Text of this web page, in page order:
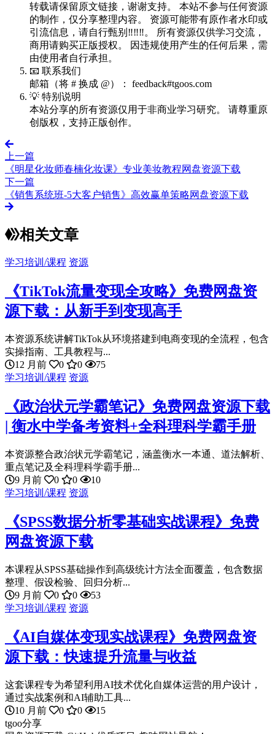
转载请保留原文链接，谢谢支持。 本站不参与任何资源
的制作，仅分享整理内容。 资源可能带有原作者水印或
引流信息，请自行甄别‼️‼️‼️。 所有资源仅供学习交流，
商用请购买正版授权。 因违规使用产生的任何后果，需
由使用者自行承担。
📧 联系我们
邮箱（将 # 换成 @）： feedback#tgoos.com
💡 特别说明
本站分享的所有资源仅用于非商业学习研究。 请尊重原
创版权，支持正版创作。
上一篇
《明星化妆师春楠化妆课》专业美妆教程网盘资源下载
下一篇
《销售系统班-5大客户销售》高效赢单策略网盘资源下载
相关文章
学习培训/课程 资源
《TikTok流量变现全攻略》免费网盘资
源下载：从新手到变现高手
本资源系统讲解TikTok从环境搭建到电商变现的全流程，包含
实操指南、工具教程与...
12 月前
0 0
75
学习培训/课程 资源
《政治状元学霸笔记》免费网盘资源下载
| 衡水中学备考资料+全科理科学霸手册
本资源整合政治状元学霸笔记，涵盖衡水一本通、道法解析、
重点笔记及全科理科学霸手册...
9 月前
0 0
10
学习培训/课程 资源
《SPSS数据分析零基础实战课程》免费
网盘资源下载
本课程从SPSS基础操作到高级统计方法全面覆盖，包含数据
整理、假设检验、回归分析...
9 月前
0 0
53
学习培训/课程 资源
《AI自媒体变现实战课程》免费网盘资
源下载：快速提升流量与收益
这套课程专为希望利用AI技术优化自媒体运营的用户设计，
通过实战案例和AI辅助工具...
10 月前
0 0
15
tgoo分享